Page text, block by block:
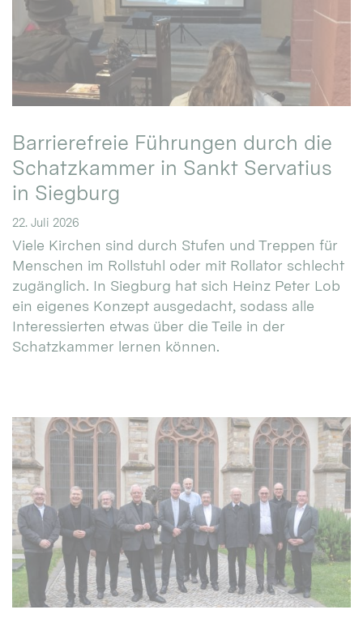
Barrierefreie Führungen durch die
Schatzkammer in Sankt Servatius
in Siegburg
22. Juli 2026
Viele Kirchen sind durch Stufen und Treppen für
Menschen im Rollstuhl oder mit Rollator schlecht
zugänglich. In Siegburg hat sich Heinz Peter Lob
ein eigenes Konzept ausgedacht, sodass alle
Interessierten etwas über die Teile in der
Schatzkammer lernen können.